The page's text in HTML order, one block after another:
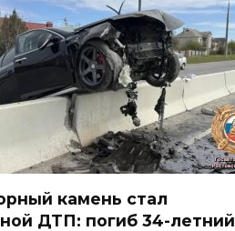
камень стал
ДТП: погиб 34-летний